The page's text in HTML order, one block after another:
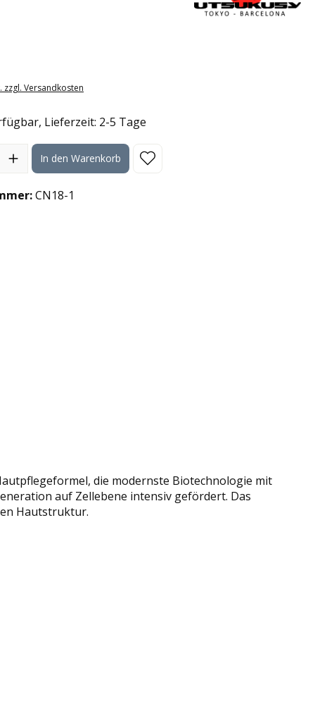
zzgl. Versandkosten
Lieferzeit: 2-5 Tage
Gib den gewünschten Wert ein oder benutze die
In den Warenkorb
CN18-1
die modernste Biotechnologie mit
auf Zellebene intensiv gefördert. Das
Hautstruktur.